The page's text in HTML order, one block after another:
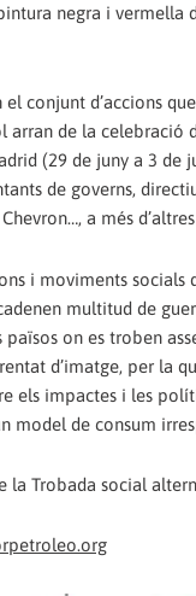
negra i vermella
el conjunt d’accions
arran de la celebració
(29 de juny a 3
de governs,
a més
i moviments
multitud de
països on es troben
d’imatge, per la
els impactes i les
model de consum
la Trobada social